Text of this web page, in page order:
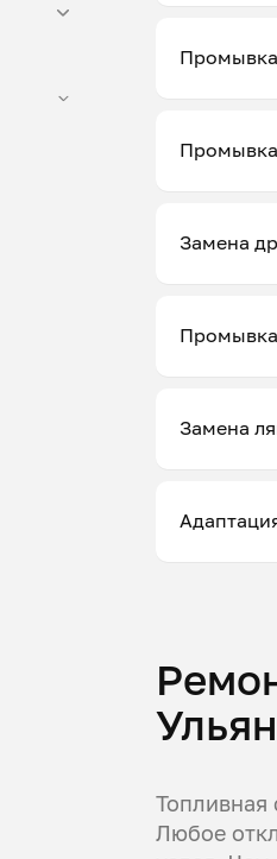
Замена
Замена
Топливная
Любое